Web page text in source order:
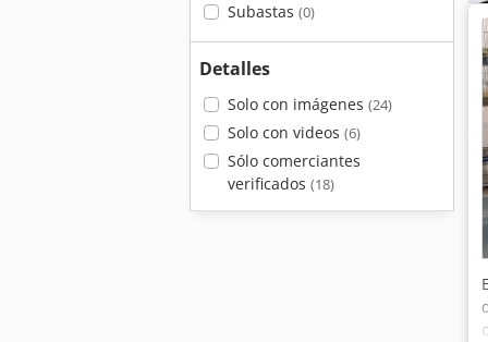
Subastas (0)
Detalles
Solo con imágenes (24)
Solo con videos (6)
Sólo comerciantes
verificados (18)